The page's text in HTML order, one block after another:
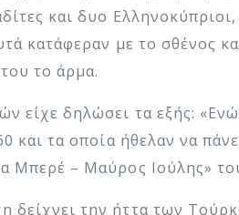
και δυο
κατάφεραν με το σθένος
το άρμα.
είχε δηλώσει τα εξής:
και τα οποία ήθελαν να
– Μαύρος Ιούλης»
την ήττα των